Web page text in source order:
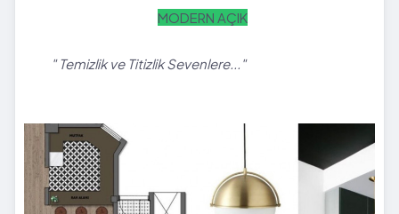
MODERN AÇIK
" Temizlik ve Titizlik Sevenlere..."